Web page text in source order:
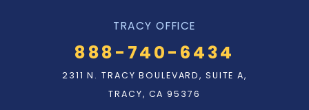
TRACY OFFICE
888-740-6434
2311 N. TRACY BOULEVARD, SUITE A,
TRACY, CA 95376